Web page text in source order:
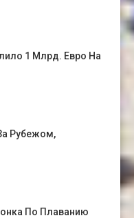
1 Млрд. Евро На
Рубежом,
По Плаванию